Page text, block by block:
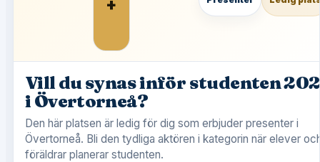
+
Vill du synas inför studenten
i Övertorneå?
Den här platsen är ledig för dig som erbjuder presenter i
Övertorneå. Bli den tydliga aktören i kategorin när elever
föräldrar planerar studenten.